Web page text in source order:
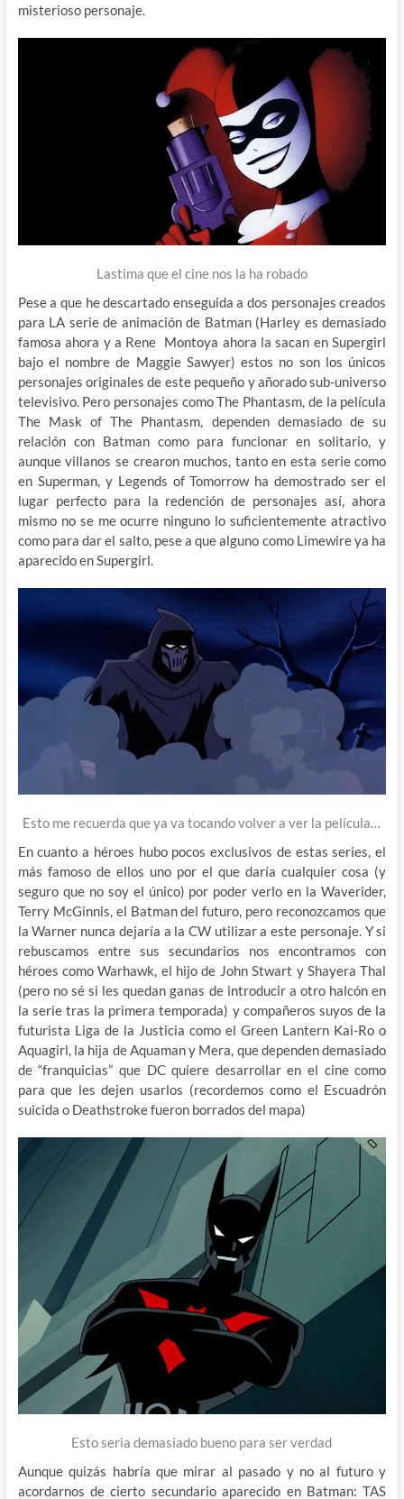
misterioso personaje.
Lastima que el cine nos la ha robado
Pese a que he descartado enseguida a dos personajes creados
para LA serie de animación de Batman (Harley es demasiado
famosa ahora y a Rene Montoya ahora la sacan en Supergirl
bajo el nombre de Maggie Sawyer) estos no son los únicos
personajes originales de este pequeño y añorado sub-universo
televisivo. Pero personajes como The Phantasm, de la película
The Mask of The Phantasm, dependen demasiado de su
relación con Batman como para funcionar en solitario, y
aunque villanos se crearon muchos, tanto en esta serie como
en Superman, y Legends of Tomorrow ha demostrado ser el
lugar perfecto para la redención de personajes así, ahora
mismo no se me ocurre ninguno lo suficientemente atractivo
como para dar el salto, pese a que alguno como Limewire ya ha
aparecido en Supergirl.
Esto me recuerda que ya va tocando volver a ver la película…
En cuanto a héroes hubo pocos exclusivos de estas series, el
más famoso de ellos uno por el que daría cualquier cosa (y
seguro que no soy el único) por poder verlo en la Waverider,
Terry McGinnis, el Batman del futuro, pero reconozcamos que
la Warner nunca dejaría a la CW utilizar a este personaje. Y si
rebuscamos entre sus secundarios nos encontramos con
héroes como Warhawk, el hijo de John Stwart y Shayera Thal
(pero no sé si les quedan ganas de introducir a otro halcón en
la serie tras la primera temporada) y compañeros suyos de la
futurista Liga de la Justicia como el Green Lantern Kai-Ro o
Aquagirl, la hija de Aquaman y Mera, que dependen demasiado
de “franquicias” que DC quiere desarrollar en el cine como
para que les dejen usarlos (recordemos como el Escuadrón
suicida o Deathstroke fueron borrados del mapa)
Esto seria demasiado bueno para ser verdad
Aunque quizás habría que mirar al pasado y no al futuro y
acordarnos de cierto secundario aparecido en Batman: TAS